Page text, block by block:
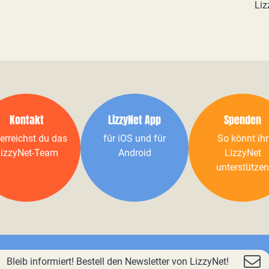
Kontakt
du das
Team
LizzyNet App
für iOS und für
Android
Spenden
So könnt ihr
LizzyNet
unterstützen
Bleib informiert! Bestell den Newsletter von LizzyNet!